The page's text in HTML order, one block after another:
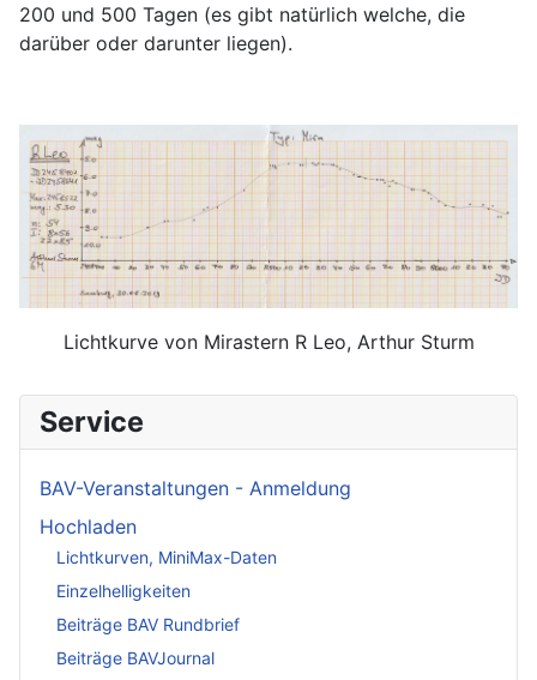
200 und 500 Tagen (es gibt natürlich welche, die
darüber oder darunter liegen).
Lichtkurve von Mirastern R Leo, Arthur Sturm
Service
BAV-Veranstaltungen - Anmeldung
Hochladen
Lichtkurven, MiniMax-Daten
Einzelhelligkeiten
Beiträge BAV Rundbrief
Beiträge BAVJournal